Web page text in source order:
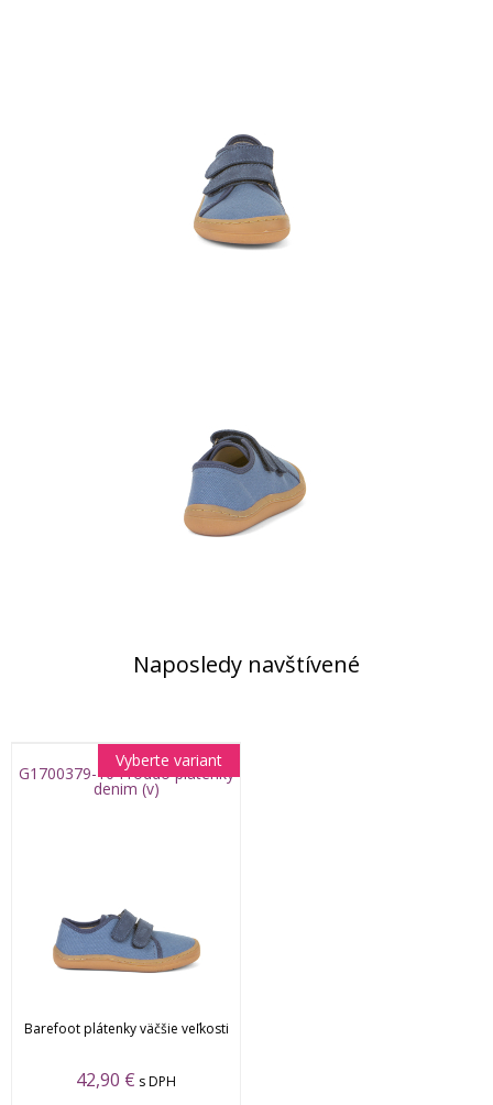
Naposledy navštívené
G1700379-10 Froddo plátenky
denim (v)
Barefoot plátenky väčšie veľkosti
42,90 € s DPH
Vyberte variant